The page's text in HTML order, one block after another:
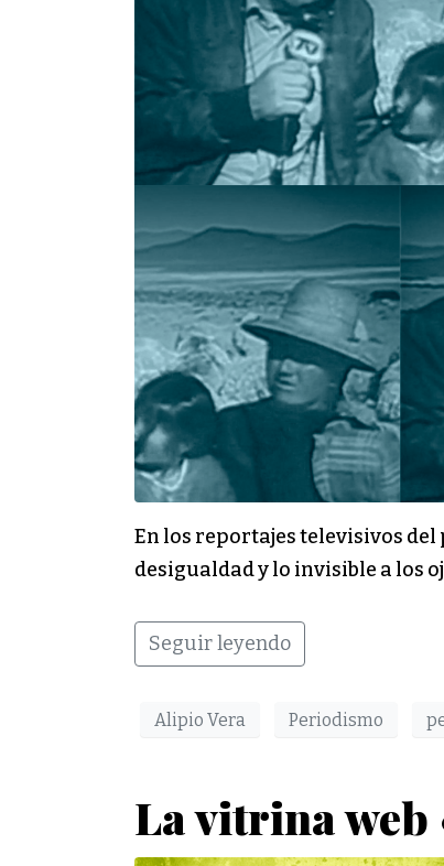
En los reportajes televisivos
desigualdad y lo invisible a los
Seguir leyendo
Alipio Vera Periodismo
La vitrina web